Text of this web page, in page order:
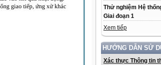
Thử nghiệm Hệ
Giai đoạn 1
Xem tiếp
HƯỚNG DẪN SỬ
Xác thực Thông tin